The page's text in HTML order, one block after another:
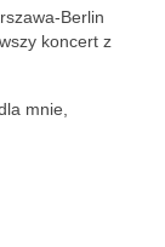
Berlin
koncert z
mnie,